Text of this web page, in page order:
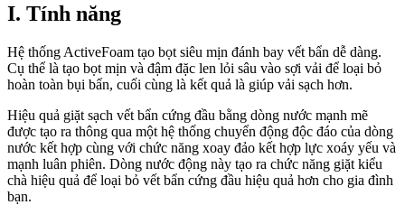
I. Tính năng
Hệ thống ActiveFoam tạo bọt siêu mịn đánh bay vết bẩn dễ dàng.
Cụ thể là tạo bọt mịn và đậm đặc len lỏi sâu vào sợi vải để loại bỏ
hoàn toàn bụi bẩn, cuối cùng là kết quả là giúp vải sạch hơn.
Hiệu quả giặt sạch vết bẩn cứng đầu bằng dòng nước mạnh mẽ
được tạo ra thông qua một hệ thống chuyển động độc đáo của dòng
nước kết hợp cùng với chức năng xoay đảo kết hợp lực xoáy yếu và
mạnh luân phiên. Dòng nước động này tạo ra chức năng giặt kiểu
chà hiệu quả để loại bỏ vết bẩn cứng đầu hiệu quả hơn cho gia đình
bạn.